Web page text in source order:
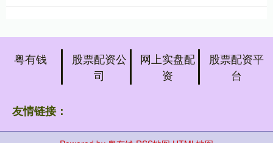
粤有钱
股票配资公
司
网上实盘配
资
股票配资平
台
友情链接：